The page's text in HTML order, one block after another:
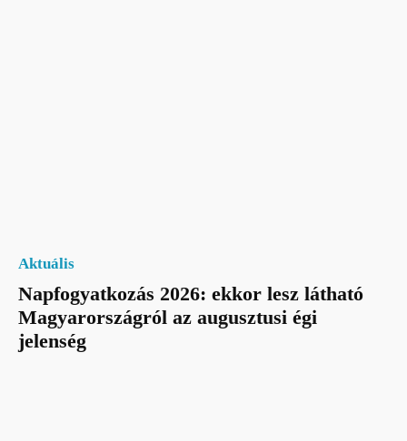
Aktuális
Napfogyatkozás 2026: ekkor lesz látható
Magyarországról az augusztusi égi
jelenség